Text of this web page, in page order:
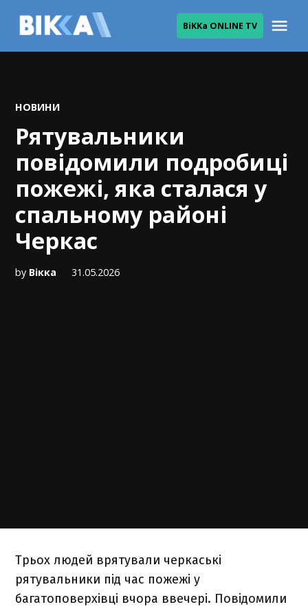
ВіККа ONLINE TV
POSTED
НОВИНИ
Рятувальники
повідомили подробиці
пожежі, яка сталася у
спальному районі
Черкас
by Вікка 31.05.2026
Трьох людей врятували черкаські
рятувальники під час пожежі у
багатоповерхівці вчора ввечері. Повідомили